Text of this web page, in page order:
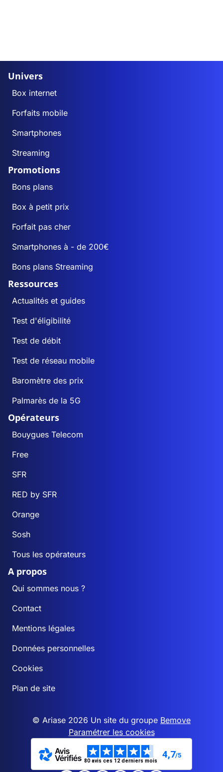
Univers
Box internet
Forfaits mobile
Smartphones
Streaming
Promotions
Bons plans
Box à petit prix
Forfait pas cher
Smartphones à - de 200€
Bons plans Streaming
Ressources
Actualités et guides
Test d'éligibilité
Test de débit
Test de réseau mobile
Baromètre des prix
Palmarès de la 5G
Opérateurs
Bouygues Telecom
Free
SFR
RED by SFR
Orange
Sosh
Tous les opérateurs
A propos
Qui sommes nous ?
Contact
Mentions légales
Données personnelles
Cookies
Plan de site
© Ariase 2026 Un site du groupe Bemove
Paramétrer les cookies
80 avis ces 12 derniers mois
4,7/5